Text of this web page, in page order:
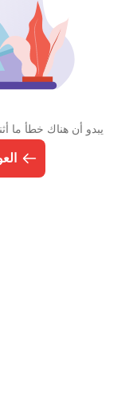
يبدو أن هناك خطأ ما